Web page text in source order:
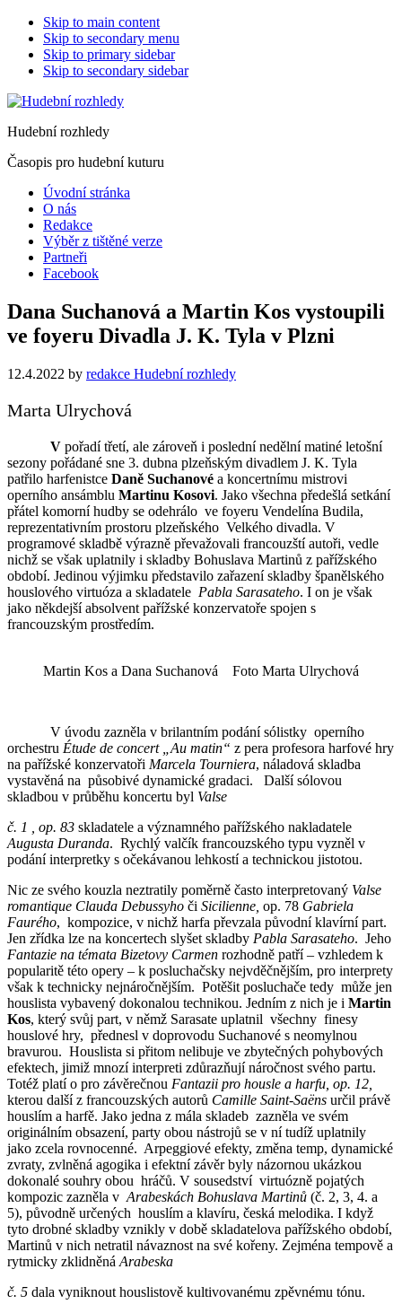
Skip to main content
Skip to secondary menu
Skip to primary sidebar
Skip to secondary sidebar
Hudební rozhledy
Časopis pro hudební kuturu
Úvodní stránka
O nás
Redakce
Výběr z tištěné verze
Partneři
Facebook
Dana Suchanová a Martin Kos vystoupili
ve foyeru Divadla J. K. Tyla v Plzni
12.4.2022 by redakce Hudební rozhledy
Marta Ulrychová
V pořadí třetí, ale zároveň i poslední nedělní matiné letošní
sezony pořádané sne 3. dubna plzeňským divadlem J. K. Tyla
patřilo harfenistce Daně Suchanové a koncertnímu mistrovi
operního ansámblu Martinu Kosovi. Jako všechna předešlá setkání
přátel komorní hudby se odehrálo ve foyeru Vendelína Budila,
reprezentativním prostoru plzeňského Velkého divadla. V
programové skladbě výrazně převažovali francouzští autoři, vedle
nichž se však uplatnily i skladby Bohuslava Martinů z pařížského
období. Jedinou výjimku představilo zařazení skladby španělského
houslového virtuóza a skladatele Pabla Sarasateho. I on je však
jako někdejší absolvent pařížské konzervatoře spojen s
francouzským prostředím.
Martin Kos a Dana Suchanová Foto Marta Ulrychová
V úvodu zazněla v brilantním podání sólistky operního
orchestru Étude de concert „Au matin“ z pera profesora harfové hry
na pařížské konzervatoři Marcela Tourniera, náladová skladba
vystavěná na působivé dynamické gradaci. Další sólovou
skladbou v průběhu koncertu byl Valse
č. 1 , op. 83 skladatele a významného pařížského nakladatele
Augusta Duranda. Rychlý valčík francouzského typu vyzněl v
podání interpretky s očekávanou lehkostí a technickou jistotou.
Nic ze svého kouzla neztratily poměrně často interpretovaný Valse
romantique Clauda Debussyho či Sicilienne, op. 78 Gabriela
Faurého, kompozice, v nichž harfa převzala původní klavírní part.
Jen zřídka lze na koncertech slyšet skladby Pabla Sarasateho. Jeho
Fantazie na témata Bizetovy Carmen rozhodně patří – vzhledem k
popularitě této opery – k posluchačsky nejvděčnějším, pro interprety
však k technicky nejnáročnějším. Potěšit posluchače tedy může jen
houslista vybavený dokonalou technikou. Jedním z nich je i Martin
Kos, který svůj part, v němž Sarasate uplatnil všechny finesy
houslové hry, přednesl v doprovodu Suchanové s neomylnou
bravurou. Houslista si přitom nelibuje ve zbytečných pohybových
efektech, jimiž mnozí interpreti zdůrazňují náročnost svého partu.
Totéž platí o pro závěrečnou Fantazii pro housle a harfu, op. 12,
kterou další z francouzských autorů Camille Saint-Saëns určil právě
houslím a harfě. Jako jedna z mála skladeb zazněla ve svém
originálním obsazení, party obou nástrojů se v ní tudíž uplatnily
jako zcela rovnocenné. Arpeggiové efekty, změna temp, dynamické
zvraty, zvlněná agogika i efektní závěr byly názornou ukázkou
dokonalé souhry obou hráčů. V sousedství virtuózně pojatých
kompozic zazněla v Arabeskách Bohuslava Martinů (č. 2, 3, 4. a
5), původně určených houslím a klavíru, česká melodika. I když
tyto drobné skladby vznikly v době skladatelova pařížského období,
Martinů v nich netratil návaznost na své kořeny. Zejména tempově a
rytmicky zklidněná Arabeska
č. 5 dala vyniknout houslistově kultivovanému zpěvnému tónu.